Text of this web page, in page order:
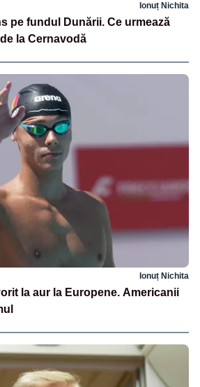
Ionuț Nichita
pe fundul Dunării. Ce urmează
la Cernavodă
Ionuț Nichita
la aur la Europene. Americanii